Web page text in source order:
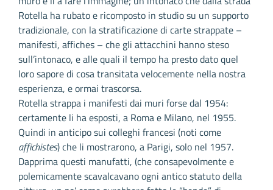
Rotella ha rubato e ricomposto in studio su un supporto
tradizionale, con la stratificazione di carte strappate –
manifesti, affiches – che gli attacchini hanno steso
sull’intonaco, e alle quali il tempo ha presto dato quel
loro sapore di cosa transitata velocemente nella nostra
esperienza, e ormai trascorsa.
Rotella strappa i manifesti dai muri forse dal 1954:
certamente li ha esposti, a Roma e Milano, nel 1955.
Quindi in anticipo sui colleghi francesi (noti come
affichistes) che li mostrarono, a Parigi, solo nel 1957.
Dapprima questi manufatti, (che consapevolmente e
polemicamente scavalcavano ogni antico statuto della